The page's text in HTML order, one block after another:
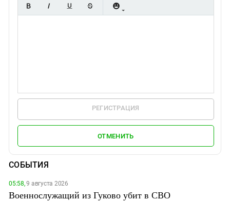
РЕГИСТРАЦИЯ
ОТМЕНИТЬ
СОБЫТИЯ
05:58,9 августа 2026
Военнослужащий из Гуково убит в СВО